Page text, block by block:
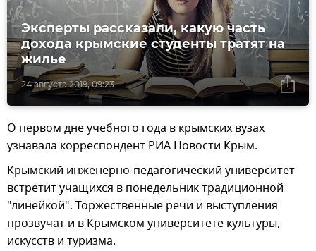
24 августа 2019, 09:23
Эксперты рассказали, какую часть
дохода крымские студенты тратят на
жилье
О первом дне учебного года в крымских вузах
узнавала корреспондент РИА Новости Крым.
Крымский инженерно-педагогический университет
встретит учащихся в понедельник традиционной
"линейкой". Торжественные речи и выступления
прозвучат и в Крымском университете культуры,
искусств и туризма.